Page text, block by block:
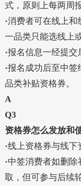
式，原则上每两周
·消费者可在线上和
一品类只能选线上
·报名信息一经提交
·报名成功后至中签
品类补贴资格券。
A
Q3
资格券怎么发放和
·线上资格券与线下
·中签消费者如删除
取，但可参与后续